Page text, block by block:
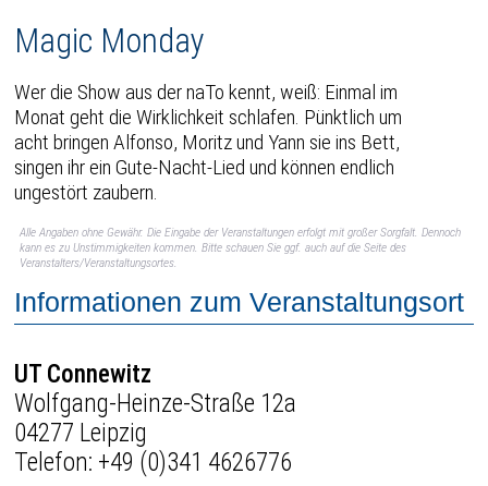
Magic Monday
Wer die Show aus der naTo kennt, weiß: Einmal im
Monat geht die Wirklichkeit schlafen. Pünktlich um
acht bringen Alfonso, Moritz und Yann sie ins Bett,
singen ihr ein Gute-Nacht-Lied und können endlich
ungestört zaubern.
Alle Angaben ohne Gewähr. Die Eingabe der Veranstaltungen erfolgt mit großer Sorgfalt. Dennoch
kann es zu Unstimmigkeiten kommen. Bitte schauen Sie ggf. auch auf die Seite des
Veranstalters/Veranstaltungsortes.
Informationen zum Veranstaltungsort
UT Connewitz
Wolfgang-Heinze-Straße 12a
04277 Leipzig
Telefon: +49 (0)341 4626776